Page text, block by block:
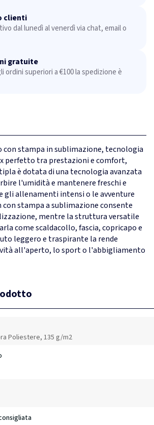
clienti
dal lunedì al venerdì via chat, email o
gratuite
ordini superiori a €100 la spedizione è
con stampa in sublimazione, tecnologia
perfetto tra prestazioni e comfort,
è dotata di una tecnologia avanzata
l'umidità e mantenere freschi e
gli allenamenti intensi o le avventure
stampa a sublimazione consente
mentre la struttura versatile
come scaldacollo, fascia, copricapo e
leggero e traspirante la rende
all'aperto, lo sport o l'abbigliamento
Poliestere, 135 g/m2